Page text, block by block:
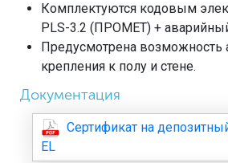
Комплектуются кодовым
PLS-3.2 (ПРОМЕТ) +
Предусмотрена возможность
крепления к полу и стене.
Документация
Сертификат на
EL